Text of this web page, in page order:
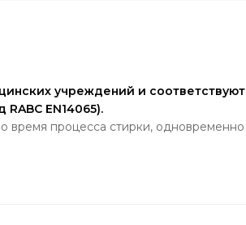
учреждений и соответствуют
EN14065).
время процесса стирки, одновременно